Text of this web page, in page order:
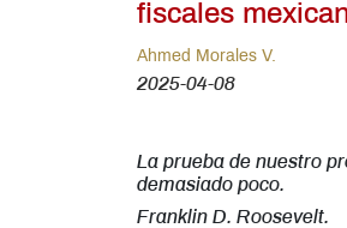
fiscales
Ahmed Morales V.
2025-04-08
La prueba de nuestro
demasiado poco.
Franklin D. Roosevelt.